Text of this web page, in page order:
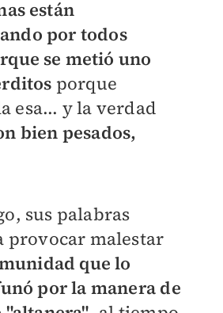
están
por todos
se metió uno
porque
esa... y la verdad
bien pesados,
sus palabras
provocar malestar
que lo
por la manera de